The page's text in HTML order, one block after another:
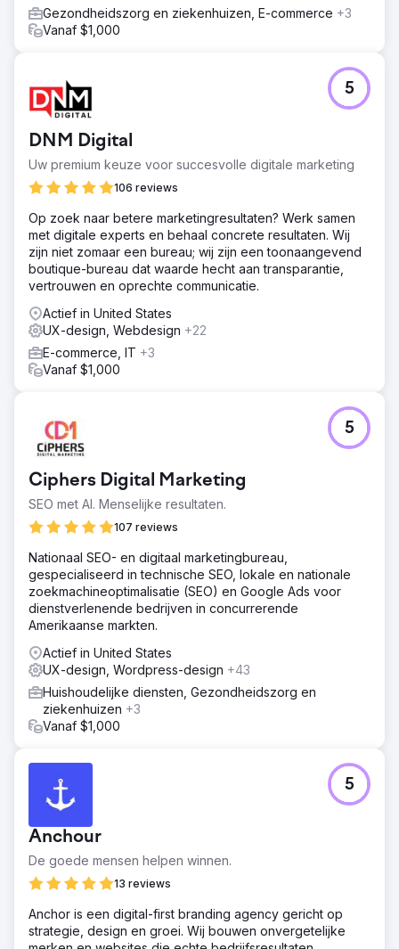
Gezondheidszorg en ziekenhuizen, E-commerce +3
Vanaf $1,000
DNM Digital
Uw premium keuze voor succesvolle digitale marketing
106 reviews
5
Op zoek naar betere marketingresultaten? Werk samen
met digitale experts en behaal concrete resultaten. Wij
zijn niet zomaar een bureau; wij zijn een toonaangevend
boutique-bureau dat waarde hecht aan transparantie,
vertrouwen en oprechte communicatie.
Actief in United States
UX-design, Webdesign +22
E-commerce, IT +3
Vanaf $1,000
Ciphers Digital Marketing
SEO met AI. Menselijke resultaten.
107 reviews
5
Nationaal SEO- en digitaal marketingbureau,
gespecialiseerd in technische SEO, lokale en nationale
zoekmachineoptimalisatie (SEO) en Google Ads voor
dienstverlenende bedrijven in concurrerende
Amerikaanse markten.
Actief in United States
UX-design, Wordpress-design +43
Huishoudelijke diensten, Gezondheidszorg en
ziekenhuizen +3
Vanaf $1,000
Anchour
De goede mensen helpen winnen.
13 reviews
5
Anchor is een digital-first branding agency gericht op
strategie, design en groei. Wij bouwen onvergetelijke